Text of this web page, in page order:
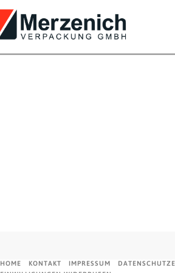
HOME KONTAKT IMPRESSUM